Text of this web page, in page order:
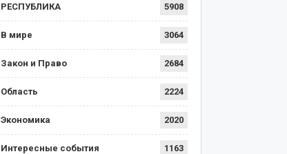
РЕСПУБЛИКА 5908
В мире 3064
Закон и Право 2684
Область 2224
Экономика 2020
Интересные события 1163